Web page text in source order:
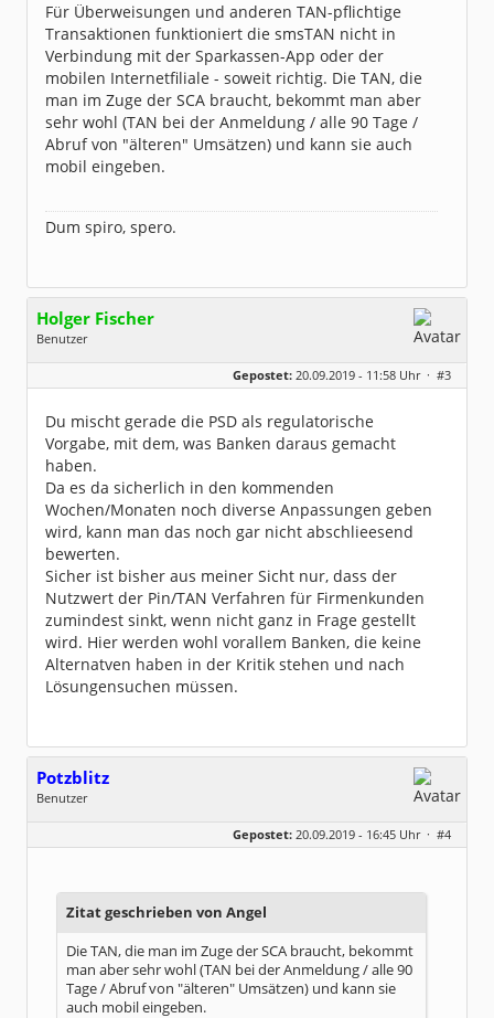
Für Überweisungen und anderen TAN-pflichtige
Transaktionen funktioniert die smsTAN nicht in
Verbindung mit der Sparkassen-App oder der
mobilen Internetfiliale - soweit richtig. Die TAN, die
man im Zuge der SCA braucht, bekommt man aber
sehr wohl (TAN bei der Anmeldung / alle 90 Tage /
Abruf von "älteren" Umsätzen) und kann sie auch
mobil eingeben.
Dum spiro, spero.
Holger Fischer
Benutzer
Geschlecht:
Alter:
54
Dabei seit:
02 / 2003
Gepostet: 20.09.2019 - 11:58 Uhr · #3
Du mischt gerade die PSD als regulatorische
Vorgabe, mit dem, was Banken daraus gemacht
haben.
Da es da sicherlich in den kommenden
Wochen/Monaten noch diverse Anpassungen geben
wird, kann man das noch gar nicht abschlieesend
bewerten.
Sicher ist bisher aus meiner Sicht nur, dass der
Nutzwert der Pin/TAN Verfahren für Firmenkunden
zumindest sinkt, wenn nicht ganz in Frage gestellt
wird. Hier werden wohl vorallem Banken, die keine
Alternatven haben in der Kritik stehen und nach
Lösungensuchen müssen.
Potzblitz
Benutzer
Beiträge:
78
Gepostet: 20.09.2019 - 16:45 Uhr · #4
Zitat geschrieben von Angel
Die TAN, die man im Zuge der SCA braucht, bekommt
man aber sehr wohl (TAN bei der Anmeldung / alle 90
Tage / Abruf von "älteren" Umsätzen) und kann sie
auch mobil eingeben.